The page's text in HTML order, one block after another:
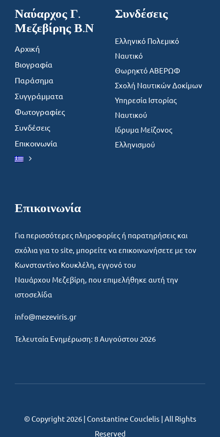
Ναύαρχος Γ.
Μεζεβίρης Β.Ν
Αρχική
Βιογραφία
Παράσημα
Συγγράμματα
Φωτογραφίες
Συνδέσεις
Επικοινωνία
Συνδέσεις
Ελληνικό Πολεμικό
Ναυτικό
Θωρηκτό ΑΒΕΡΩΦ
Σχολή Ναυτικών Δοκίμων
Υπηρεσία Ιστορίας
Ναυτικού
Ιδρυμα Μείζονος
Ελληνισμού
Επικοινωνία
Για περισσότερες πληροφορίες ή παρατηρήσεις και
σχόλια για το site, μπορείτε να επικοινωνήσετε με τον
Κωνσταντίνο Κουκλέλη, εγγονό του
Ναυάρχου Μεζεβίρη, που επιμελήθηκε αυτή την
ιστοσελίδα
info@mezeviris.gr
Τελευταία Ενημέρωση: 8 Αυγούστου 2026
© Copyright 2026 | Constantine Couclelis | All Rights
Reserved